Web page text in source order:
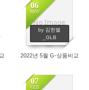
No Image
06
MAY
by 김한별
_GLB
610
2022년 5월 G-상품비교
07
FEB